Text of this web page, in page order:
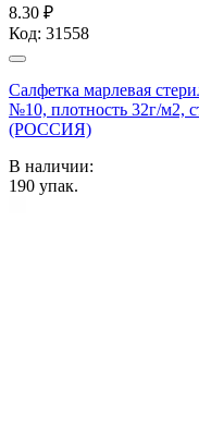
8.30 ₽
Код: 31558
Салфетка марлевая
№10, плотность 32г/м2,
(РОССИЯ)
В наличии:
190 упак.